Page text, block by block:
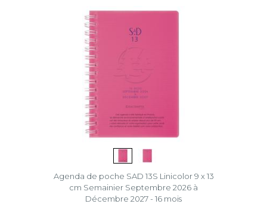
Agenda de poche SAD 13S Linicolor 9 x 13
cm Semainier Septembre 2026 à
Décembre 2027 - 16 mois